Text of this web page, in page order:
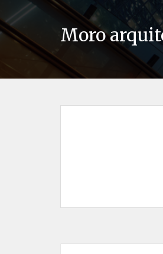
Moro